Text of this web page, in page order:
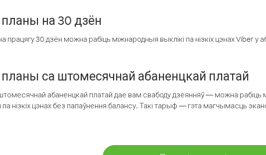
на 30 дзён
30 дзён можна рабіць міжнародныя выклікі па нізкіх цэнах Viber у
са штомесячнай абаненцкай платай
абаненцкай платай дае вам свабоду дзеянняў — можна рабіць
нізкіх цэнах без папаўнення балансу. Такі тарыф — гэта магчымасць